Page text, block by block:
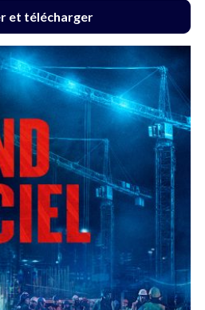
et télécharger